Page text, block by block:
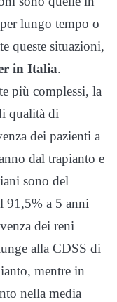
lungo tempo o
queste situazioni,
in Italia.
più complessi, la
qualità di
dei pazienti a
dal trapianto e
sono del
91,5% a 5 anni
dei reni
alla CDSS di
mentre in
nella media